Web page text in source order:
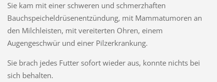
Sie kam mit einer schweren und schmerzhaften
Bauchspeicheldrüsenentzündung, mit Mammatumoren an
den Milchleisten, mit vereiterten Ohren, einem
Augengeschwür und einer Pilzerkrankung.
Sie brach jedes Futter sofort wieder aus, konnte nichts bei
sich behalten.